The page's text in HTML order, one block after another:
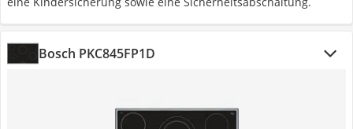
Bosch PKC845FP1D